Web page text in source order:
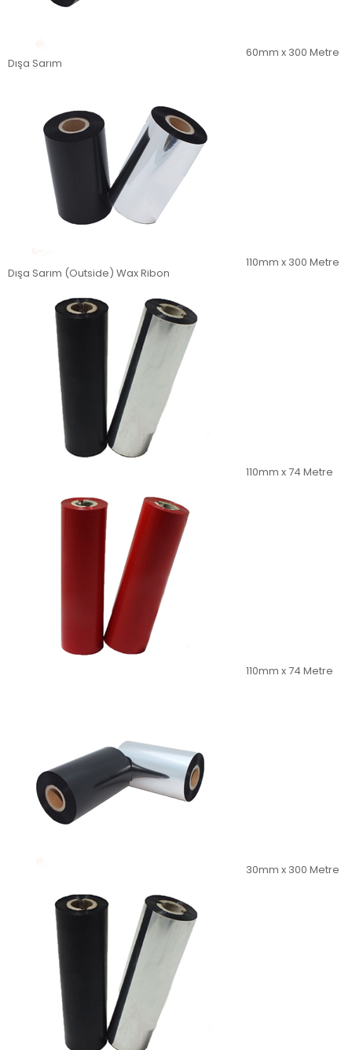
60mm x 300 Metre
Dışa Sarım
110mm x 300 Metre
Dışa Sarım (Outside) Wax Ribon
110mm x 74 Metre
110mm x 74 Metre
30mm x 300 Metre